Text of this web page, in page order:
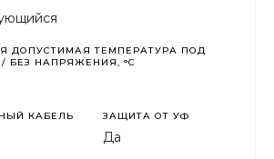
ДОПУСТИМАЯ ТЕМПЕРАТУРА ПОД
БЕЗ НАПРЯЖЕНИЯ, °C
КАБЕЛЬ ЗАЩИТА ОТ УФ
Да